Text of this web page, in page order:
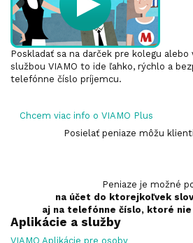
Poskladať sa na darček pre kolegu alebo
službou VIAMO to ide ľahko, rýchlo a
telefónne číslo príjemcu.
Chcem viac info o VIAMO Plus
Posielať peniaze môžu
Peniaze je možné
na účet do ktorejkoľvek
aj na telefónne číslo, ktoré
Aplikácie a služby
VIAMO Aplikácie pre osoby